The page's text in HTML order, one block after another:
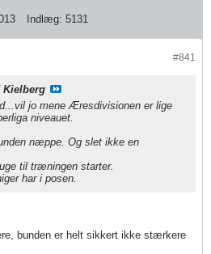
Indlæg: 5131
#841
Kielberg
jo mene Æresdivisionen er lige
niveauet.
næppe. Og slet ikke en
til træningen starter.
har i posen.
bunden er helt sikkert ikke stærkere